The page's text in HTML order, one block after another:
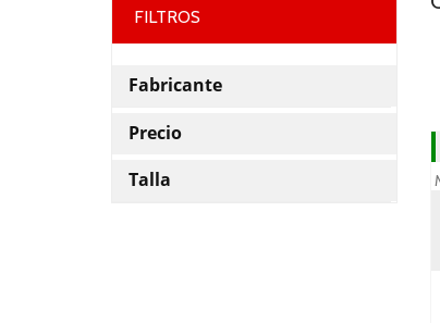
FILTROS
Fabricante
Precio
Talla